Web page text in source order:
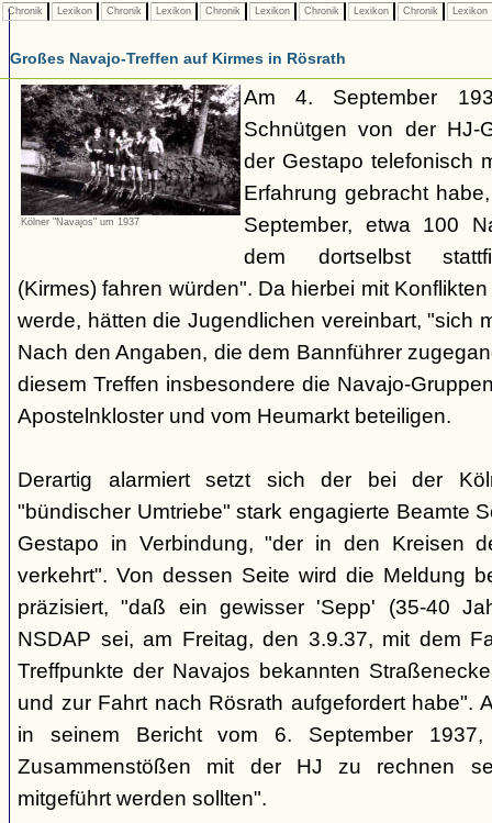
Chronik Lexikon Chronik Lexikon Chronik Lexikon Chronik Lexikon Chronik Lexikon
Großes Navajo-Treffen auf Kirmes in Rösrath
Kölner "Navajos" um 1937
Am 4. September
Schnütgen von der HJ-
der Gestapo telefonisch
Erfahrung gebracht
September, etwa 100
dem dortselbst
(Kirmes) fahren würden". Da hierbei mit
werde, hätten die Jugendlichen vereinbart, "sich
Nach den Angaben, die dem Bannführer
diesem Treffen insbesondere die Navajo-
Apostelnkloster und vom Heumarkt beteiligen.
Derartig alarmiert setzt sich der bei der
"bündischer Umtriebe" stark engagierte Beamte
Gestapo in Verbindung, "der in den Kreisen
verkehrt". Von dessen Seite wird die Meldung
präzisiert, "daß ein gewisser 'Sepp' (35-40
NSDAP sei, am Freitag, den 3.9.37, mit dem
Treffpunkte der Navajos bekannten
und zur Fahrt nach Rösrath aufgefordert habe".
in seinem Bericht vom 6. September
Zusammenstößen mit der HJ zu rechnen
mitgeführt werden sollten".